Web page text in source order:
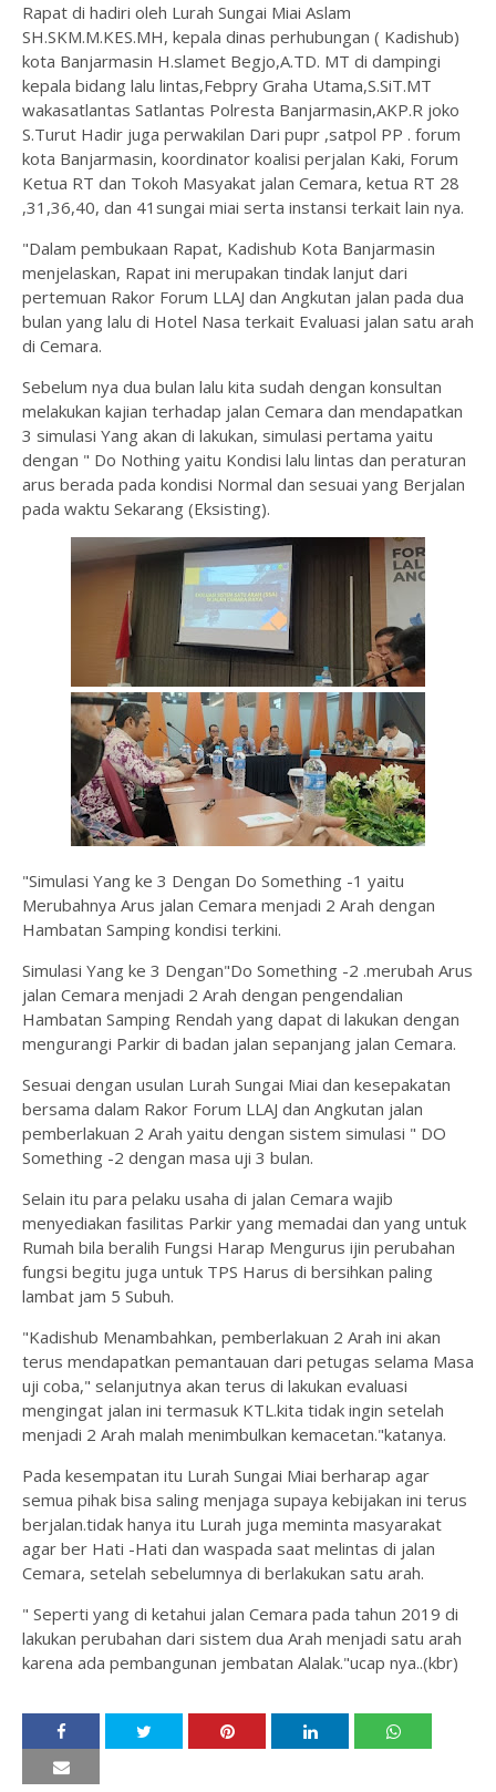
Rapat di hadiri oleh Lurah Sungai Miai Aslam
SH.SKM.M.KES.MH, kepala dinas perhubungan ( Kadishub)
kota Banjarmasin H.slamet Begjo,A.TD. MT di dampingi
kepala bidang lalu lintas,Febpry Graha Utama,S.SiT.MT
wakasatlantas Satlantas Polresta Banjarmasin,AKP.R joko
S.Turut Hadir juga perwakilan Dari pupr ,satpol PP . forum
kota Banjarmasin, koordinator koalisi perjalan Kaki, Forum
Ketua RT dan Tokoh Masyakat jalan Cemara, ketua RT 28
,31,36,40, dan 41sungai miai serta instansi terkait lain nya.
"Dalam pembukaan Rapat, Kadishub Kota Banjarmasin
menjelaskan, Rapat ini merupakan tindak lanjut dari
pertemuan Rakor Forum LLAJ dan Angkutan jalan pada dua
bulan yang lalu di Hotel Nasa terkait Evaluasi jalan satu arah
di Cemara.
Sebelum nya dua bulan lalu kita sudah dengan konsultan
melakukan kajian terhadap jalan Cemara dan mendapatkan
3 simulasi Yang akan di lakukan, simulasi pertama yaitu
dengan " Do Nothing yaitu Kondisi lalu lintas dan peraturan
arus berada pada kondisi Normal dan sesuai yang Berjalan
pada waktu Sekarang (Eksisting).
"Simulasi Yang ke 3 Dengan Do Something -1 yaitu
Merubahnya Arus jalan Cemara menjadi 2 Arah dengan
Hambatan Samping kondisi terkini.
Simulasi Yang ke 3 Dengan"Do Something -2 .merubah Arus
jalan Cemara menjadi 2 Arah dengan pengendalian
Hambatan Samping Rendah yang dapat di lakukan dengan
mengurangi Parkir di badan jalan sepanjang jalan Cemara.
Sesuai dengan usulan Lurah Sungai Miai dan kesepakatan
bersama dalam Rakor Forum LLAJ dan Angkutan jalan
pemberlakuan 2 Arah yaitu dengan sistem simulasi " DO
Something -2 dengan masa uji 3 bulan.
Selain itu para pelaku usaha di jalan Cemara wajib
menyediakan fasilitas Parkir yang memadai dan yang untuk
Rumah bila beralih Fungsi Harap Mengurus ijin perubahan
fungsi begitu juga untuk TPS Harus di bersihkan paling
lambat jam 5 Subuh.
"Kadishub Menambahkan, pemberlakuan 2 Arah ini akan
terus mendapatkan pemantauan dari petugas selama Masa
uji coba," selanjutnya akan terus di lakukan evaluasi
mengingat jalan ini termasuk KTL.kita tidak ingin setelah
menjadi 2 Arah malah menimbulkan kemacetan."katanya.
Pada kesempatan itu Lurah Sungai Miai berharap agar
semua pihak bisa saling menjaga supaya kebijakan ini terus
berjalan.tidak hanya itu Lurah juga meminta masyarakat
agar ber Hati -Hati dan waspada saat melintas di jalan
Cemara, setelah sebelumnya di berlakukan satu arah.
" Seperti yang di ketahui jalan Cemara pada tahun 2019 di
lakukan perubahan dari sistem dua Arah menjadi satu arah
karena ada pembangunan jembatan Alalak."ucap nya..(kbr)